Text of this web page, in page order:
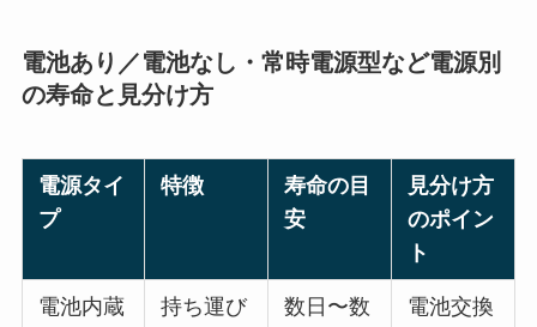
電池あり／電池なし・常時電源型など電源別
の寿命と見分け方
電源タイ
プ
特徴
寿命の目
安
見分け方
のポイン
ト
電池内蔵
持ち運び
数日〜数
電池交換